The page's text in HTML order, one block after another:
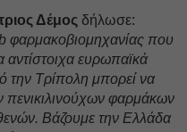
Δέμος δήλωσε:
φαρμακοβιομηχανίας που
αντίστοιχα ευρωπαϊκά
την Τρίπολη μπορεί να
πενικιλινούχων φαρμάκων
Βάζουμε την Ελλάδα